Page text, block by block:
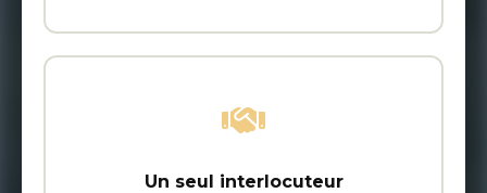
Un seul interlocuteur